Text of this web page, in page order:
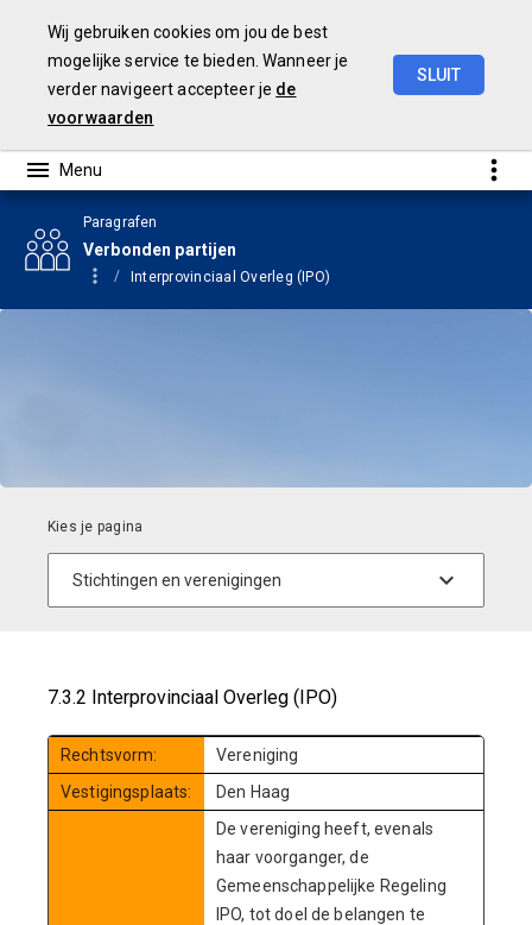
Wij gebruiken cookies om jou de best
mogelijke service te bieden. Wanneer je
verder navigeert accepteer je de
voorwaarden
SLUIT
Paragrafen
Verbonden partijen
Interprovinciaal Overleg (IPO)
7.3.2 Interprovinciaal Overleg (IPO)
Rechtsvorm:
Vereniging
Vestigingsplaats:
Den Haag
De vereniging heeft, evenals
haar voorganger, de
Gemeenschappelijke Regeling
IPO, tot doel de belangen te